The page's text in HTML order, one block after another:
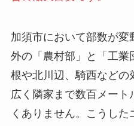
加須市において部数が変
外の「農村部」と「工業
根や北川辺、騎西などの
広く隣家まで数百メート
くありません。こうし